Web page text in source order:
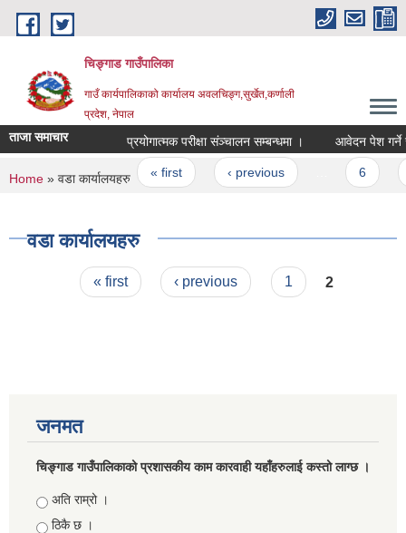
Skip to main content
चिङ्गाड गाउँपालिका
गाउँ कार्यपालिकाको कार्यालय अवलचिङ्ग,सुर्खेत,कर्णाली
प्रदेश, नेपाल
ताजा समाचार प्रयोगात्मक परीक्षा संञ्चालन सम्बन्धमा । आवेदन पेश गर्ने
Pages
« first ‹ previous
You are here
Home » वडा कार्यालयहरु
वडा कार्यालयहरु
Pages« first ‹ previous 1 2
जनमत
चिङ्गाड गाउँपालिकाको प्रशासकीय काम कारवाही यहाँहरुलाई कस्तो लाग्छ ।
Choices
अति राम्रो ।
ठिकै छ ।